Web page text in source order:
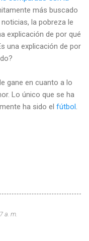
más buscado
la pobreza le
explicación de por qué
una explicación de por
gane en cuanto a lo
Lo único que se ha
ha sido el fútbol
a. m.